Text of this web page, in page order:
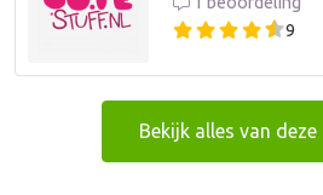
9
Bekijk alles van